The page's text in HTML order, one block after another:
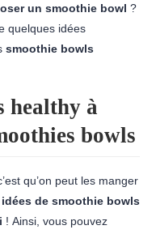
un smoothie bowl ?
quelques idées
smoothie bowls
healthy à
bowls
c’est qu’on peut les manger
idées de smoothie bowls
! Ainsi, vous pouvez